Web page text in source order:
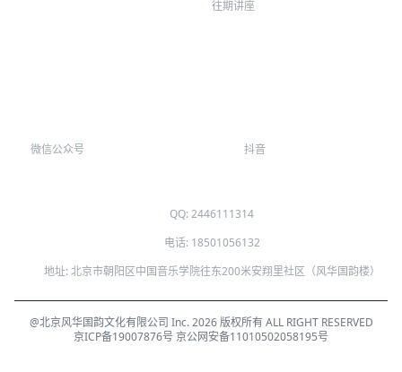
往期讲座
微信公众号 抖音
QQ: 2446111314
电话: 18501056132
地址: 北京市朝阳区中国音乐学院往东200米安翔里社区（风华国韵楼）
@北京风华国韵文化有限公司 Inc. 2026 版权所有 ALL RIGHT RESERVED
京ICP备19007876号 京公网安备11010502058195号